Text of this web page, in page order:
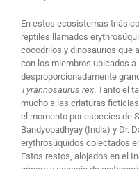
En estos ecosistemas
reptiles llamados
cocodrilos y dinosaurios que
con los miembros ubicados a
desproporcionadamente
Tyrannosaurus rex. Tanto el
mucho a las criaturas
el momento por especies de
Bandyopadhyay (India) y Dr.
erythrosúquidos colectados
Estos restos, alojados en el